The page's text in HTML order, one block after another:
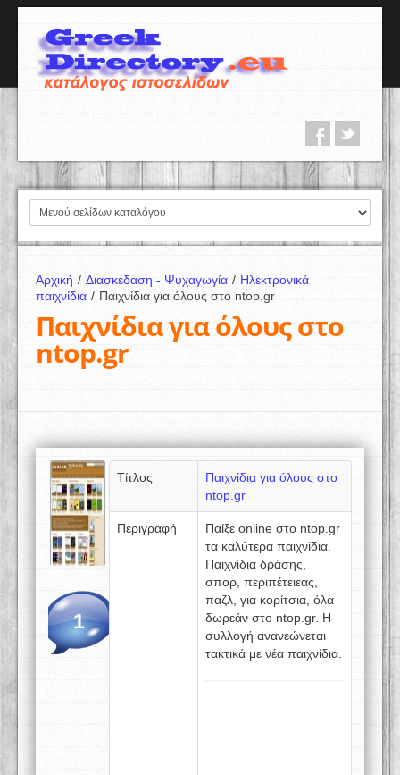
Αρχική / Διασκέδαση - Ψυχαγωγία / Ηλεκτρονικά
παιχνίδια / Παιχνίδια για όλους στο ntop.gr
Παιχνίδια για όλους στο
ntop.gr
1
Τίτλος
Παιχνίδια για όλους στο
ntop.gr
Περιγραφή
Παίξε online στο ntop.gr
τα καλύτερα παιχνίδια.
Παιχνίδια δράσης,
σπορ, περιπέτειεας,
παζλ, για κορίτσια, όλα
δωρεάν στο ntop.gr. Η
συλλογή ανανεώνεται
τακτικά με νέα παιχνίδια.